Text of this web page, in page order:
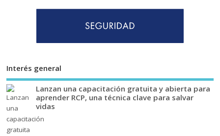
Interés general
Lanzan una capacitación gratuita y abierta para
aprender RCP, una técnica clave para salvar
vidas